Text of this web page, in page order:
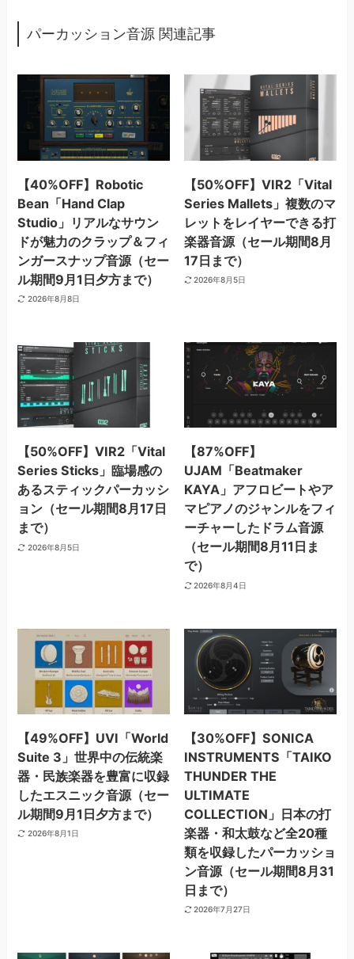
パーカッション音源 関連記事
【40%OFF】Robotic
Bean「Hand Clap
Studio」リアルなサウン
ドが魅力のクラップ＆フィ
ンガースナップ音源（セー
ル期間9月1日夕方まで）
2026年8月8日
【50%OFF】VIR2「Vital
Series Mallets」複数のマ
レットをレイヤーできる打
楽器音源（セール期間8月
17日まで）
2026年8月5日
【50%OFF】VIR2「Vital
Series Sticks」臨場感の
あるスティックパーカッシ
ョン（セール期間8月17日
まで）
2026年8月5日
【87%OFF】
UJAM「Beatmaker
KAYA」アフロビートやア
マピアノのジャンルをフィ
ーチャーしたドラム音源
（セール期間8月11日ま
で）
2026年8月4日
【49%OFF】UVI「World
Suite 3」世界中の伝統楽
器・民族楽器を豊富に収録
したエスニック音源（セー
ル期間9月1日夕方まで）
2026年8月1日
【30%OFF】SONICA
INSTRUMENTS「TAIKO
THUNDER THE
ULTIMATE
COLLECTION」日本の打
楽器・和太鼓など全20種
類を収録したパーカッショ
ン音源（セール期間8月31
日まで）
2026年7月27日